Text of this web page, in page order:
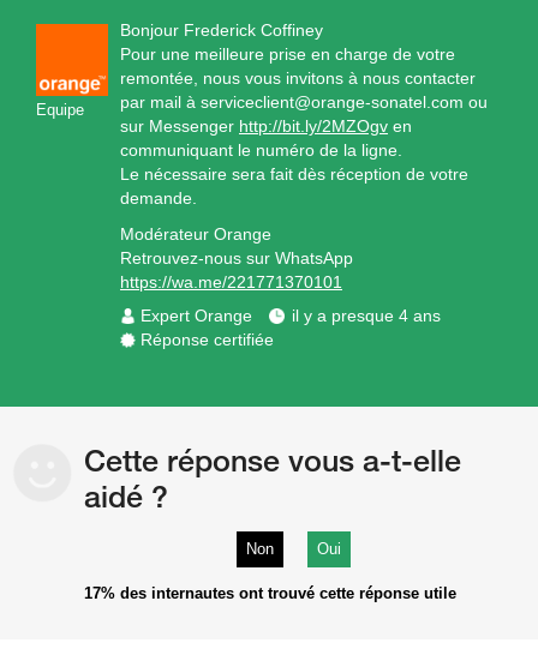
Equipe
Bonjour Frederick Coffiney
Pour une meilleure prise en charge de votre
remontée, nous vous invitons à nous contacter
par mail à serviceclient@orange-sonatel.com ou
sur Messenger http://bit.ly/2MZOgv en
communiquant le numéro de la ligne.
Le nécessaire sera fait dès réception de votre
demande.
Modérateur Orange
Retrouvez-nous sur WhatsApp
https://wa.me/221771370101
Expert Orange
il y a presque 4 ans
Réponse certifiée
Cette réponse vous a-t-elle
aidé ?
Non Oui
17% des internautes ont trouvé cette réponse utile